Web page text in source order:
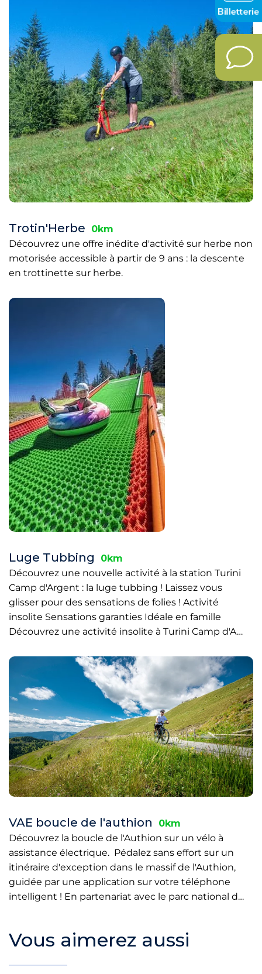
Trotin'Herbe
0km
Découvrez une offre inédite d'activité sur herbe non
motorisée accessible à partir de 9 ans : la descente
en trottinette sur herbe.
Luge Tubbing
0km
Découvrez une nouvelle activité à la station Turini
Camp d'Argent : la luge tubbing ! Laissez vous
glisser pour des sensations de folies ! Activité
insolite Sensations garanties Idéale en famille
Découvrez une activité insolite à Turini Camp d'A…
VAE boucle de l'authion
0km
Découvrez la boucle de l'Authion sur un vélo à
assistance électrique. Pédalez sans effort sur un
itinéraire d'exception dans le massif de l'Authion,
guidée par une application sur votre téléphone
intelligent ! En partenariat avec le parc national d…
Vous aimerez aussi